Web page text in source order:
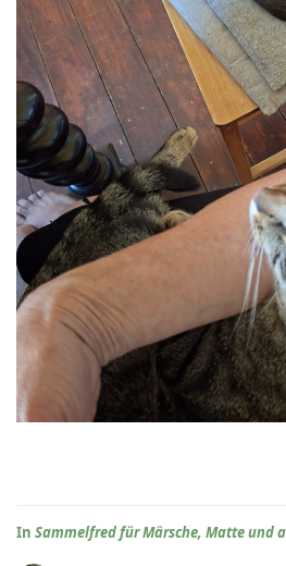
In Sammelfred für Märsche, Matte und